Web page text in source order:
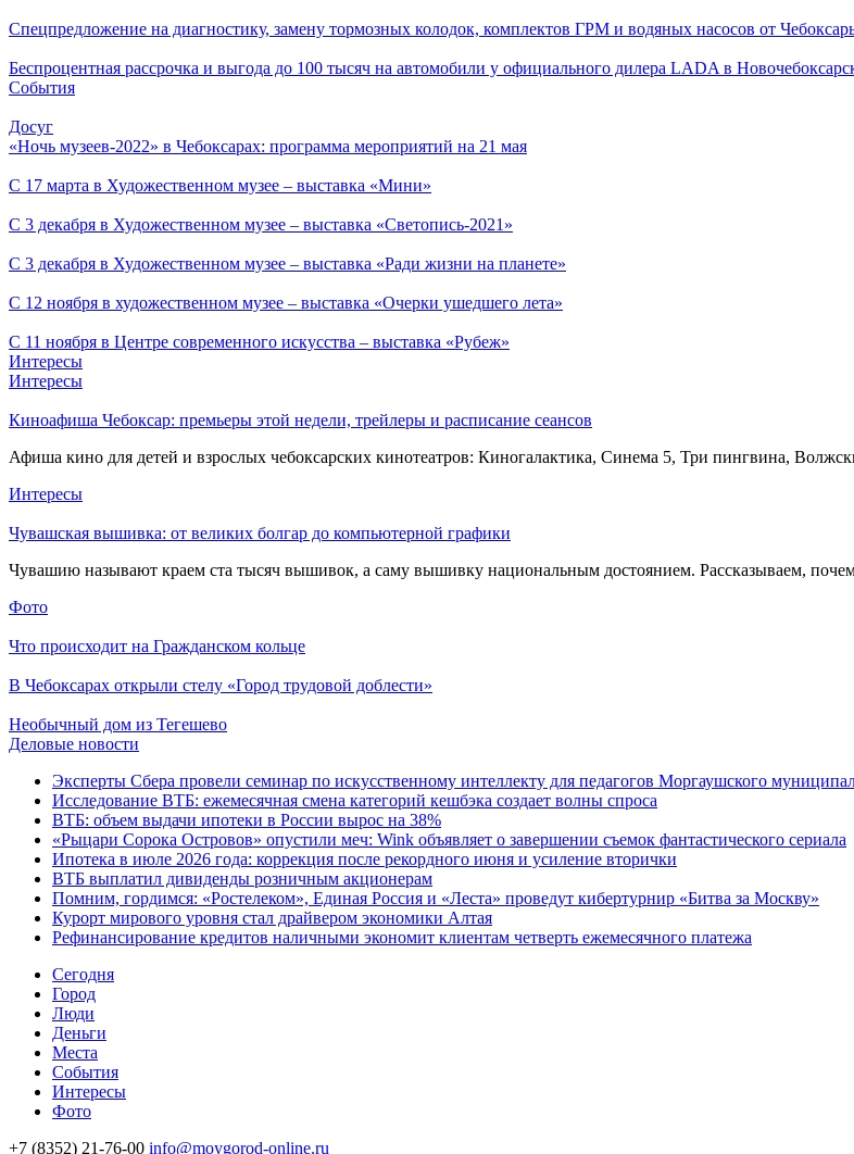
Спецпредложение на диагностику, замену тормозных колодок, комплектов ГРМ и водяных насосов от
Беспроцентная рассрочка и выгода до 100 тысяч на автомобили у официального дилера LADA в
События
Досуг
«Ночь музеев-2022» в Чебоксарах: программа мероприятий на 21 мая
С 17 марта в Художественном музее – выставка «Мини»
С 3 декабря в Художественном музее – выставка «Светопись-2021»
С 3 декабря в Художественном музее – выставка «Ради жизни на планете»
С 12 ноября в художественном музее – выставка «Очерки ушедшего лета»
С 11 ноября в Центре современного искусства – выставка «Рубеж»
Интересы
Интересы
Киноафиша Чебоксар: премьеры этой недели, трейлеры и расписание сеансов
Афиша кино для детей и взрослых чебоксарских кинотеатров: Киногалактика, Синема 5, Три пингвина,
Интересы
Чувашская вышивка: от великих болгар до компьютерной графики
Чувашию называют краем ста тысяч вышивок, а саму вышивку национальным достоянием. Рассказываем,
Фото
Что происходит на Гражданском кольце
В Чебоксарах открыли стелу «Город трудовой доблести»
Необычный дом из Тегешево
Деловые новости
Эксперты Сбера провели семинар по искусственному интеллекту для педагогов Моргаушского
Исследование ВТБ: ежемесячная смена категорий кешбэка создает волны спроса
ВТБ: объем выдачи ипотеки в России вырос на 38%
«Рыцари Сорока Островов» опустили меч: Wink объявляет о завершении съемок фантастического сериала
Ипотека в июле 2026 года: коррекция после рекордного июня и усиление вторички
ВТБ выплатил дивиденды розничным акционерам
Помним, гордимся: «Ростелеком», Единая Россия и «Леста» проведут кибертурнир «Битва за Москву»
Курорт мирового уровня стал драйвером экономики Алтая
Рефинансирование кредитов наличными экономит клиентам четверть ежемесячного платежа
Cегодня
Город
Люди
Деньги
Места
События
Интересы
Фото
+7 (8352) 21-76-00 info@moygorod-online.ru